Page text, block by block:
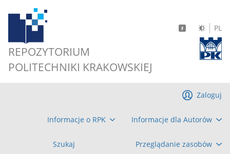
REPOZYTORIUM
POLITECHNIKI KRAKOWSKIEJ
PL
Informacje o RPK Informacje dla Autorów
Szukaj Przeglądanie zasobów
Zaloguj